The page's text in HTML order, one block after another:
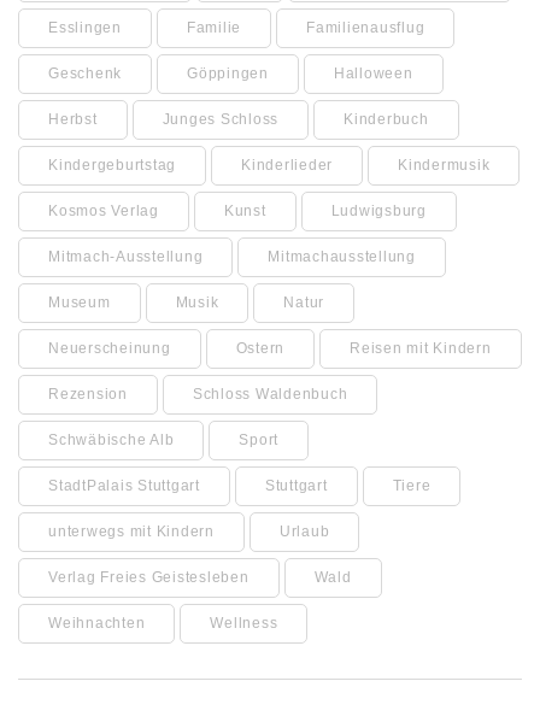
Esslingen Familie Familienausflug
Geschenk Göppingen Halloween
Herbst Junges Schloss Kinderbuch
Kindergeburtstag Kinderlieder Kindermusik
Kosmos Verlag Kunst Ludwigsburg
Mitmach-Ausstellung Mitmachausstellung
Museum Musik Natur
Neuerscheinung Ostern Reisen mit Kindern
Rezension Schloss Waldenbuch
Schwäbische Alb Sport
StadtPalais Stuttgart Stuttgart Tiere
unterwegs mit Kindern Urlaub
Verlag Freies Geistesleben Wald
Weihnachten Wellness